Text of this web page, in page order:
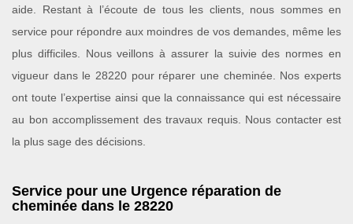
aide. Restant à l’écoute de tous les clients, nous sommes en
service pour répondre aux moindres de vos demandes, même les
plus difficiles. Nous veillons à assurer la suivie des normes en
vigueur dans le 28220 pour réparer une cheminée. Nos experts
ont toute l’expertise ainsi que la connaissance qui est nécessaire
au bon accomplissement des travaux requis. Nous contacter est
la plus sage des décisions.
Service pour une Urgence réparation de
cheminée dans le 28220